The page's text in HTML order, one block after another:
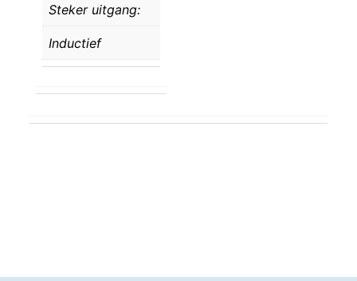
Steker uitgang:
Inductief